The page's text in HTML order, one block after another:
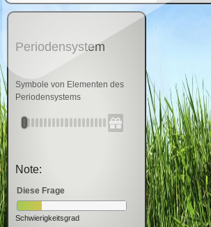
Periodensystem
Symbole von Elementen des
Periodensystems
Note:
Diese Frage
Schwierigkeitsgrad